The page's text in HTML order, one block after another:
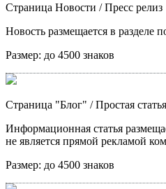
Страница Новости / Пресс релиз
Новость размещается в разделе
Размер: до 4500 знаков
Страница "Блог" / Простая статья
Информационная статья
не является прямой рекламой
Размер: до 4500 знаков